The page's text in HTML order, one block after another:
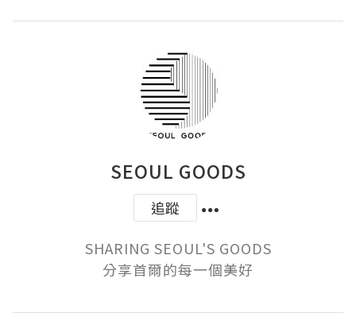
SEOUL GOODS
追蹤
SHARING SEOUL'S GOODS
分享首爾的每一個美好